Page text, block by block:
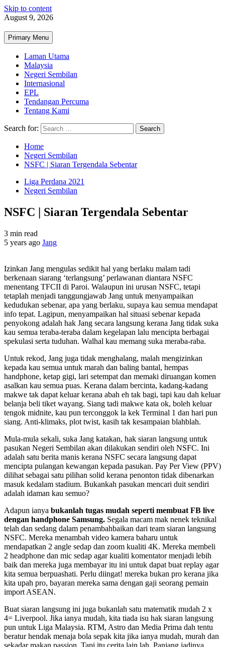
Skip to content
August 9, 2026
Primary Menu
Laman Utama
Malaysia
Negeri Sembilan
Internasional
EPL
Tendangan Percuma
Tentang Kami
Search for:
Home
Negeri Sembilan
NSFC | Siaran Tergendala Sebentar
Liga Perdana 2021
Negeri Sembilan
NSFC | Siaran Tergendala Sebentar
3 min read
5 years ago Jang
Izinkan Jang mengulas sedikit hal yang berlaku malam tadi
berkenaan siarang ‘terlangsung’ perlawanan diantara NSFC
menentang TFCII di Paroi. Walaupun ini urusan NSFC, tetapi
tetaplah menjadi tanggungjawab Jang untuk menyampaikan
kedudukan sebenar, apa yang berlaku, supaya kau semua mendapat
info tepat. Lagipun, menyampaikan hal situasi sebenar kepada
penyokong adalah hak Jang secara langsung kerana Jang tidak suka
kau semua teraba-teraba dalam kegelapan lalu mencipta berbagai
spekulasi serta tuduhan. Walhal kau memang suka meraba-raba.
Untuk rekod, Jang juga tidak menghalang, malah mengizinkan
kepada kau semua untuk marah dan baling bantal, hempas
handphone, ketap gigi, lari setempat dan memaki diruangan komen
asalkan kau semua puas. Kerana dalam bercinta, kadang-kadang
makwe tak dapat keluar kerana abah eh tak bagi, tapi kau dah keluar
belanja beli tiket wayang. Siang tadi makwe kata ok, boleh keluar
tengok midnite, kau pun terconggok la kek Terminal 1 dan hari pun
siang. Anti-klimaks, plot twist, kasih tak kesampaian blahblah.
Mula-mula sekali, suka Jang katakan, hak siaran langsung untuk
pasukan Negeri Sembilan akan dilakukan sendiri oleh NSFC. Ini
adalah satu berita manis kerana NSFC secara langsung dapat
mencipta pulangan kewangan kepada pasukan. Pay Per View (PPV)
dilihat sebagai satu pilihan solid kerana penonton tidak dibenarkan
masuk kedalam stadium. Bukankah pasukan mencari duit sendiri
adalah idaman kau semuo?
Adapun ianya bukanlah tugas mudah seperti membuat FB live
dengan handphone Samsung. Segala macam mak nenek teknikal
telah dan sedang dalam penambahbaikan dari team siaran langsung
NSFC. Mereka menambah video kamera baharu untuk
mendapatkan 2 angle sedap dan zoom kualiti 4K. Mereka membeli
2 headphone dan mic sedap agar kualiti komentator menjadi lebih
baik dan mereka juga membayar itu ini untuk dapat buat replay agar
kita semua berpuashati. Perlu diingat! mereka bukan pro kerana jika
kita upah pro, bayaran mereka sama dengan gaji seorang pemain
import ASEAN.
Buat siaran langsung ini juga bukanlah satu matematik mudah 2 x
4= Liverpool. Jika ianya mudah, kita tiada isu hak siaran langsung
pun untuk Liga Malaysia. RTM, Astro dan Media Prima dah tentu
beratur hendak menaja bola sepak kita jika ianya mudah, murah dan
sekadar makan passion. Tapi itu cerita lain lah. Panjang jadinya